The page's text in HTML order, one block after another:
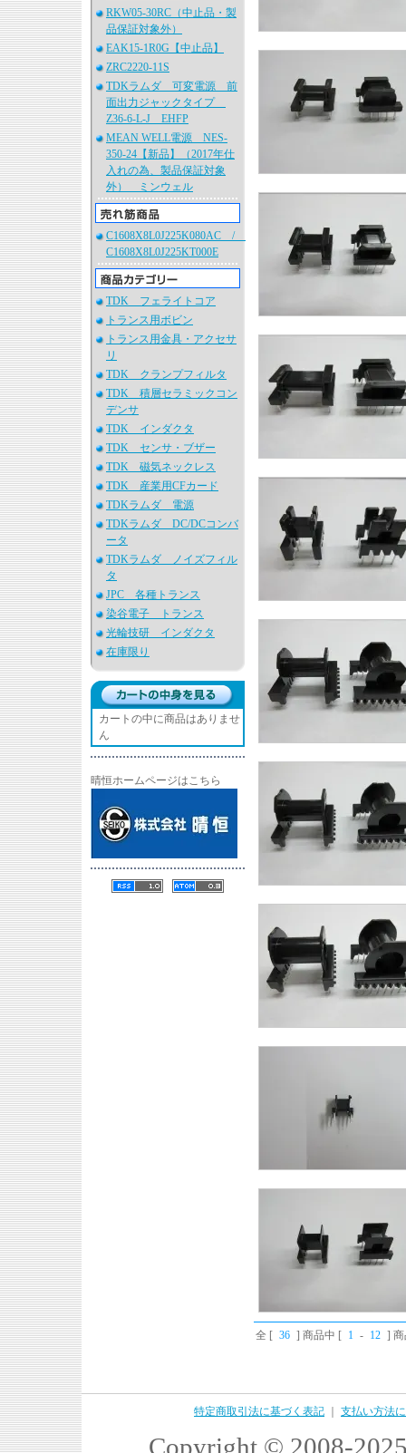
RKW05-30RC（中止品・製
品保証対象外）
EAK15-1R0G【中止品】
ZRC2220-11S
TDKラムダ 可変電源 前
面出力ジャックタイプ
Z36-6-L-J EHFP
MEAN WELL電源 NES-
350-24【新品】（2017年仕
入れの為、製品保証対象
外） ミンウェル
C1608X8L0J225K080AC /
C1608X8L0J225KT000E
TDK フェライトコア
トランス用ボビン
トランス用金具・アクセサ
リ
TDK クランプフィルタ
TDK 積層セラミックコン
デンサ
TDK インダクタ
TDK センサ・ブザー
TDK 磁気ネックレス
TDK 産業用CFカード
TDKラムダ 電源
TDKラムダ DC/DCコンバ
ータ
TDKラムダ ノイズフィル
タ
JPC 各種トランス
染谷電子 トランス
光輪技研 インダクタ
在庫限り
カートの中に商品はありませ
ん
晴恒ホームページはこちら
全 [ 36 ] 商品中 [ 1 - 12 ] 商
特定商取引法に基づく表記 支払い方法
Copyright © 2008-